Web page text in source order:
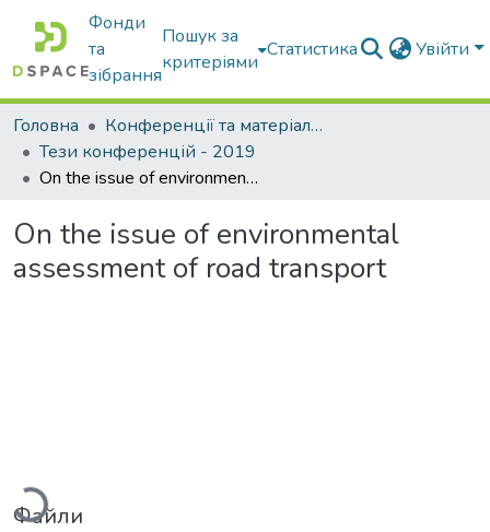
Фонди
та
зібрання
Пошук за
критеріями
Статистика Увійти
Головна
Конференції та матеріали конференцій
Тези конференцій - 2019
On the issue of environmental assessment of road transport
On the issue of environmental
assessment of road transport
Файли